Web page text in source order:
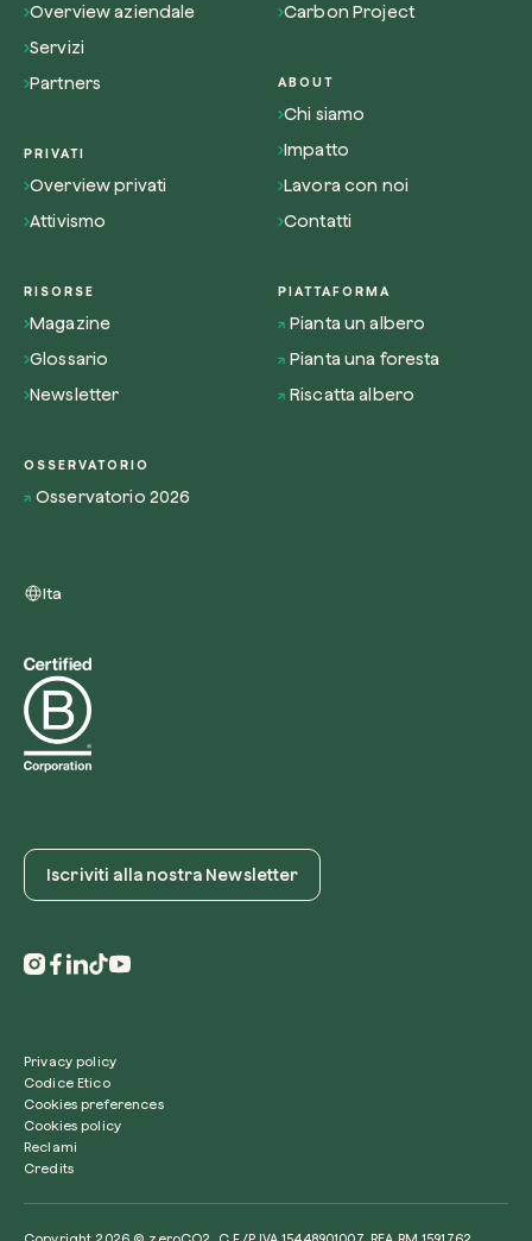
Overview aziendale
Servizi
Partners
PRIVATI
Overview privati
Attivismo
Carbon Project
ABOUT
Chi siamo
Impatto
Lavora con noi
Contatti
RISORSE
Magazine
Glossario
Newsletter
OSSERVATORIO
Osservatorio 2026
PIATTAFORMA
Pianta un albero
Pianta una foresta
Riscatta albero
Ita
Iscriviti alla nostra Newsletter
Privacy policy
Codice Etico
Cookies preferences
Cookies policy
Reclami
Credits
Copyright 2026 © zeroCO2. C.F./P.IVA 15448901007. REA RM 1591762.